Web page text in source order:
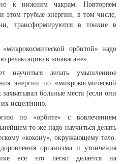
к нижним чакрам. Повторяем
этом грубые энергии, в том числе,
трансформируются в тонкие в
орбитой» надо
релаксацию в «шавасане».
научиться делать умышленное
энергии по «микрокосмической
больные места (если они
исцелению.
по «орбите» с вовлечением
то же надо научиться делать
«кокону», окружающему тело.
организма и утончения
всё это легко делается на